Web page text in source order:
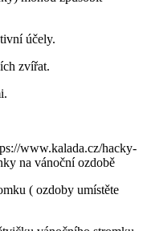
účely.
zvířat.
www.kalada.cz/hacky-
na vánoční ozdobě
( ozdoby umístěte